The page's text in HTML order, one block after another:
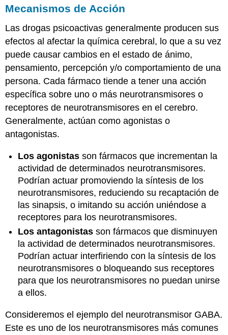
Mecanismos de Acción
Las drogas psicoactivas generalmente producen sus
efectos al afectar la química cerebral, lo que a su vez
puede causar cambios en el estado de ánimo,
pensamiento, percepción y/o comportamiento de una
persona. Cada fármaco tiende a tener una acción
específica sobre uno o más neurotransmisores o
receptores de neurotransmisores en el cerebro.
Generalmente, actúan como agonistas o
antagonistas.
Los agonistas son fármacos que incrementan la
actividad de determinados neurotransmisores.
Podrían actuar promoviendo la síntesis de los
neurotransmisores, reduciendo su recaptación de
las sinapsis, o imitando su acción uniéndose a
receptores para los neurotransmisores.
Los antagonistas son fármacos que disminuyen
la actividad de determinados neurotransmisores.
Podrían actuar interfiriendo con la síntesis de los
neurotransmisores o bloqueando sus receptores
para que los neurotransmisores no puedan unirse
a ellos.
Consideremos el ejemplo del neurotransmisor GABA.
Este es uno de los neurotransmisores más comunes